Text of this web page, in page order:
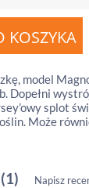
model
Dopełni
splot
Może
(1) Napisz